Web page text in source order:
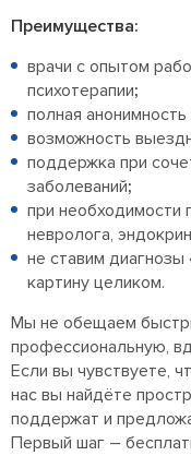
Преимущества:
врачи с опытом
психотерапии;
полная
возможность
поддержка при
заболеваний;
при необходимости
невролога,
не ставим
картину целиком.
Мы не обещаем
профессиональную,
Если вы чувствуете,
нас вы найдёте
поддержат и
Первый шаг –